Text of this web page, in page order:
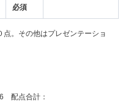
必須
。その他はプレゼンテーショ
配点合計：